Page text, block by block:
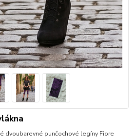
dvoubarevné punčochové legíny Fiore